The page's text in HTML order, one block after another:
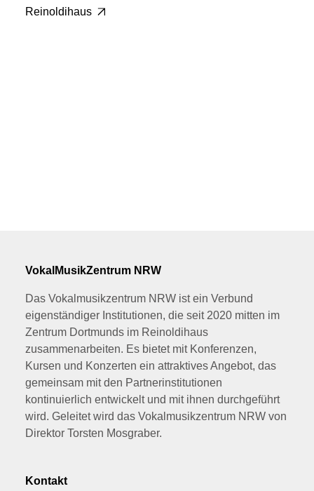
Reinoldihaus
VokalMusikZentrum NRW
Das Vokalmusikzentrum NRW ist ein Verbund
eigenständiger Institutionen, die seit 2020 mitten im
Zentrum Dortmunds im Reinoldihaus
zusammenarbeiten. Es bietet mit Konferenzen,
Kursen und Konzerten ein attraktives Angebot, das
gemeinsam mit den Partnerinstitutionen
kontinuierlich entwickelt und mit ihnen durchgeführt
wird. Geleitet wird das Vokalmusikzentrum NRW von
Direktor Torsten Mosgraber.
Kontakt